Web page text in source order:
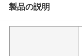
製品の説明